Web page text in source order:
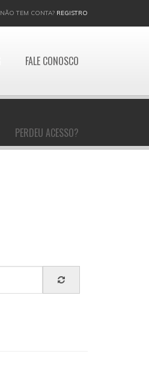
NÃO TEM CONTA? REGISTRO
FALE CONOSCO
PERDEU ACESSO?